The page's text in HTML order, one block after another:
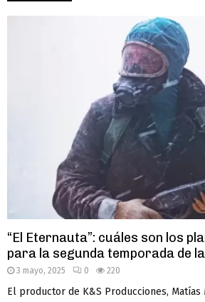
“El Eternauta”: cuáles son los
para la segunda temporada de
3 mayo, 2025 0 220
El productor de K&S Producciones, Matías